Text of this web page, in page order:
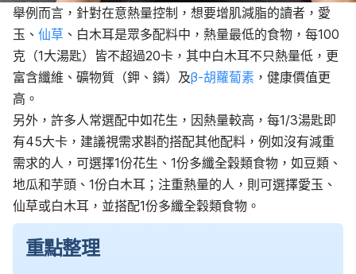
舉例而言，針對在意熱量控制，想要增肌減脂的讀者，愛
玉、 仙草 、白木耳是眾多配料中，熱量最低的食物，每100
克（1大湯匙）皆不超過20卡，其中白木耳不只熱量低，更
富含纖維、礦物質（鉀、鏻）及β-胡蘿蔔素 ，健康價值更
高。
另外，許多人常選配中如花生，因熱量較高，每1/3湯匙即
有45大卡，建議視需求斟酌搭配其他配料，例如沒有減重
需求的人，可選擇1份花生、1份多纖全穀類食物，如豆類、
地瓜和芋頭、1份白木耳；注重熱量的人，則可選擇愛玉、
仙草或白木耳，並搭配1份多纖全穀類食物。
重點整理